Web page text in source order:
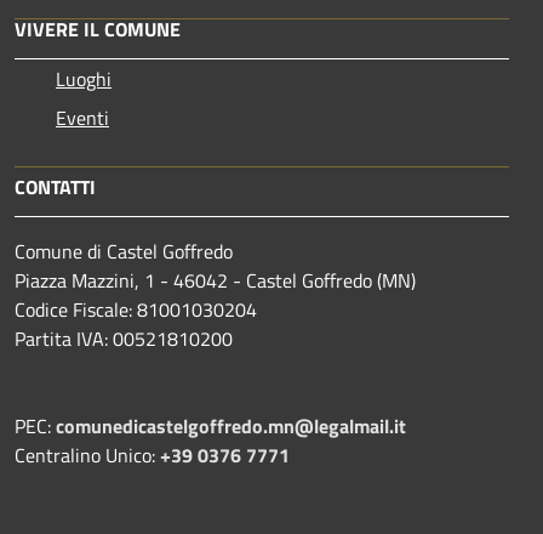
VIVERE IL COMUNE
Luoghi
Eventi
CONTATTI
Comune di Castel Goffredo
Piazza Mazzini, 1 - 46042 - Castel Goffredo (MN)
Codice Fiscale: 81001030204
Partita IVA: 00521810200
PEC:comunedicastelgoffredo.mn@legalmail.it
Centralino Unico:+39 0376 7771